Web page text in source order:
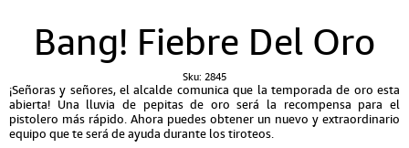
Bang! Fiebre Del Oro
Sku: 2845
¡Señoras y señores, el alcalde comunica que la temporada de oro esta
abierta! Una lluvia de pepitas de oro será la recompensa para el
pistolero más rápido. Ahora puedes obtener un nuevo y extraordinario
equipo que te será de ayuda durante los tiroteos.